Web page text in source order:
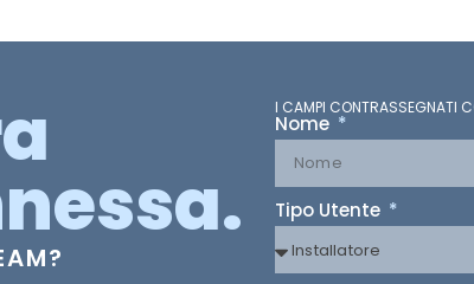
I CAMPI CONTRASSEGNATI
Nome
Tipo Utente